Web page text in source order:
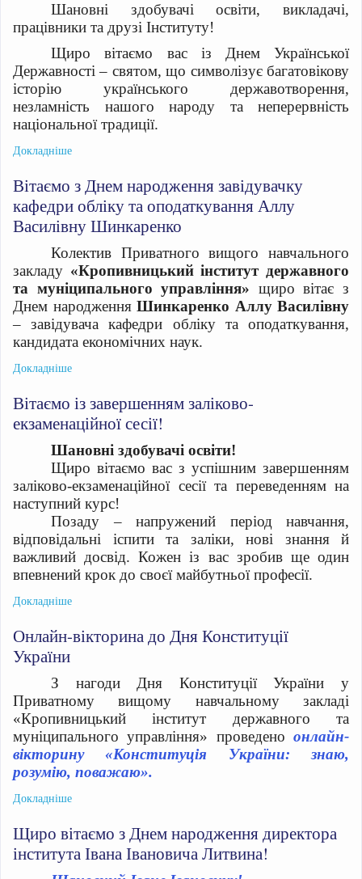
Шановні здобувачі освіти, викладачі,
працівники та друзі Інституту!
Щиро вітаємо вас із Днем Української
Державності – святом, що символізує багатовікову
історію українського державотворення,
незламність нашого народу та неперервність
національної традиції.
Докладніше
Вітаємо з Днем народження завідувачку
кафедри обліку та оподаткування Аллу
Василівну Шинкаренко
Колектив Приватного вищого навчального
закладу «Кропивницький інститут державного
та муніципального управління» щиро вітає з
Днем народження Шинкаренко Аллу Василівну
– завідувача кафедри обліку та оподаткування,
кандидата економічних наук.
Докладніше
Вітаємо із завершенням заліково-
екзаменаційної сесії!
Шановні здобувачі освіти!
Щиро вітаємо вас з успішним завершенням
заліково-екзаменаційної сесії та переведенням на
наступний курс!
Позаду – напружений період навчання,
відповідальні іспити та заліки, нові знання й
важливий досвід. Кожен із вас зробив ще один
впевнений крок до своєї майбутньої професії.
Докладніше
Онлайн-вікторина до Дня Конституції
України
З нагоди Дня Конституції України у
Приватному вищому навчальному закладі
«Кропивницький інститут державного та
муніципального управління» проведено онлайн-
вікторину «Конституція України: знаю,
розумію, поважаю».
Докладніше
Щиро вітаємо з Днем народження директора
інститута Івана Івановича Литвина!